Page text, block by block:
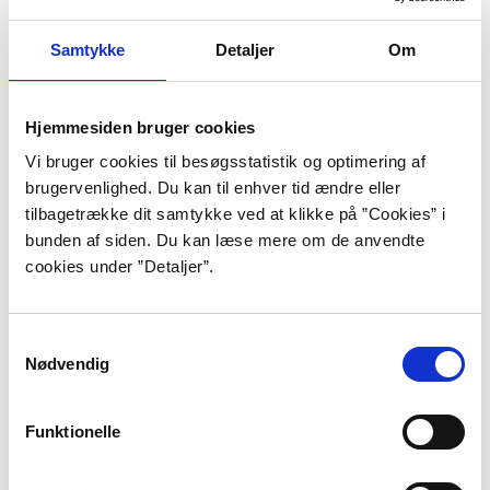
Samtykke Detaljer Om
Hjemmesiden bruger cookies
Vi bruger cookies til besøgsstatistik og optimering af
brugervenlighed. Du kan til enhver tid ændre eller
tilbagetrække dit samtykke ved at klikke på ”Cookies” i
bunden af siden. Du kan læse mere om de anvendte
cookies under ”Detaljer”.
Nødvendig
Funktionelle
var hverken stjerner eller glimtende
sten. Øjne. Og de kom tættere og
tættere på, mens den susende lyd kom
nærmere i rasende fart. Flagermus.”
”William og Athena – Prøvelsernes huse”, s. 78.
København i 1982. Hun voksede op på Nørrebro, hvor
hun boede med sin mor, der var pædagog og sin far,
der var forsker.
Allerede som barn drømte Kit A. Rasmussen om at
blive forfatter og som 11-årig gjorde hun sig de første